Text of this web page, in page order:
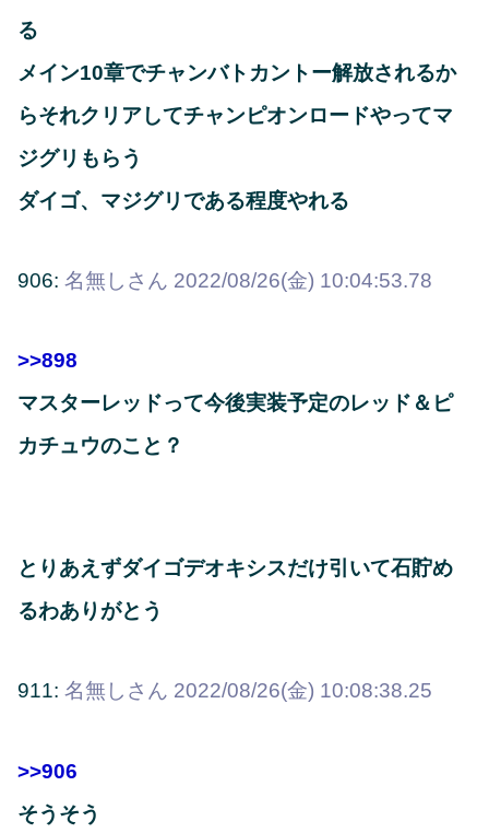
る
メイン10章でチャンバトカントー解放されるか
らそれクリアしてチャンピオンロードやってマ
ジグリもらう
ダイゴ、マジグリである程度やれる
906: 名無しさん 2022/08/26(金) 10:04:53.78
>>898
マスターレッドって今後実装予定のレッド＆ピ
カチュウのこと？
とりあえずダイゴデオキシスだけ引いて石貯め
るわありがとう
911: 名無しさん 2022/08/26(金) 10:08:38.25
>>906
そうそう